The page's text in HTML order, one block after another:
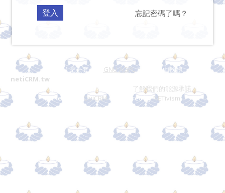
忘記密碼了嗎？
netiCRM 是一套採用 GNU AGPL 授權的自由軟體
netiCRM.tw是由網絡行動科技提供的非營利組織CRM服務，你造訪的
網站使用 100% 再生能源提供服務
了解我們的能源承諾
Forked from CiviCRM & Powered byNETivism